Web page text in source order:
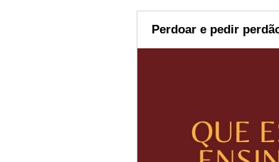
espiritual,
pessoais e
Perdoar e pedir